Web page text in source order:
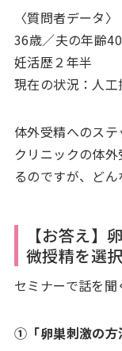
〈質問者データ〉
36歳／夫の年齢
妊活歴２年半
現在の状況：人工
体外受精へのステ
クリニックの体
るのですが、ど
【お答え】
微授精を選
セミナーで話を聞
①「卵巣刺激の方